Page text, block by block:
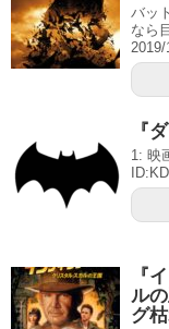
バッ
なら
2019/
『
1: 映
『
ル
グ